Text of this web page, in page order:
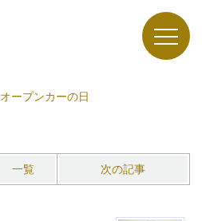
オープンカーの日
一覧 次の記事